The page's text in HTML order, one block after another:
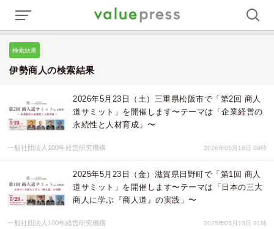
検索結果
伊勢商人の検索結果
2026年5月23日（土）三重県松阪市で「第2回 商人
道サミット」を開催します〜テーマは「企業経営の
永続性と人材育成」〜
一般社団法人100年経営研究機構 2026年05月18日 09時
2025年5月23日（金）滋賀県日野町で「第1回 商人
道サミット」を開催します〜テーマは「日本の三大
商人に学ぶ『商人道』の実践」〜
一般社団法人100年経営研究機構 2025年05月13日 01時